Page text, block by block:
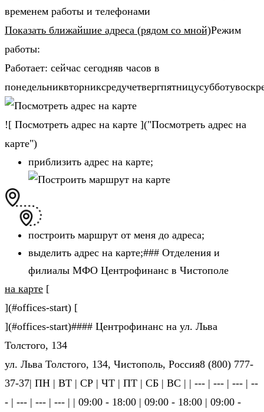
временем работы и телефонами
Показать ближайшие адреса (рядом со мной)Режим
работы:
Работает: сейчас сегодняв часов в
![ Посмотреть адрес на карте ]("Посмотреть адрес на
карте")
приблизить адрес на карте;
построить маршрут от меня до адреса;
выделить адрес на карте;### Отделения и
филиалы МФО Центрофинанс в Чистополе
на карте [
](#offices-start) [
](#offices-start)#### Центрофинанс на ул. Льва
Толстого, 134
ул. Льва Толстого, 134, Чистополь, Россия8 (800) 777-
37-37| ПН | ВТ | СР | ЧТ | ПТ | СБ | ВС | | --- | --- | --- | --
- | --- | --- | --- | | 09:00 - 18:00 | 09:00 - 18:00 | 09:00 -